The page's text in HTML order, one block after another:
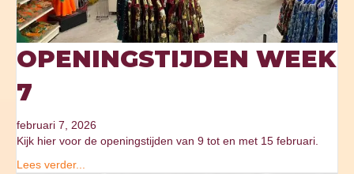
OPENINGSTIJDEN WEEK
7
februari 7, 2026
Kijk hier voor de openingstijden van 9 tot en met 15 februari.
Lees verder...